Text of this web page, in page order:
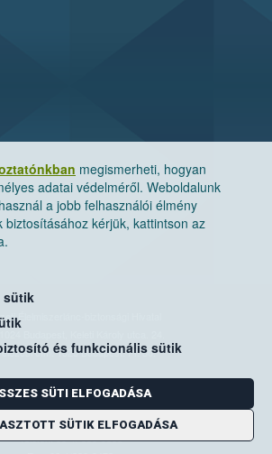
megismerheti, hogyan
adatai védelméről. Weboldalunk
a jobb felhasználói élmény
biztosításához kérjük, kattintson az
sütik
és funkcionális sütik
SÜTI ELFOGADÁSA
SÜTIK ELFOGADÁSA
Élelmiszerlánc-biztonsági Hivatal
cím: 1525 Budapest. Pf. 30.
ugyfelszolgalat@nebih.gov.hu
Zöld szám: 06-80/263-244
Telefon: 06-1/ 336-9000